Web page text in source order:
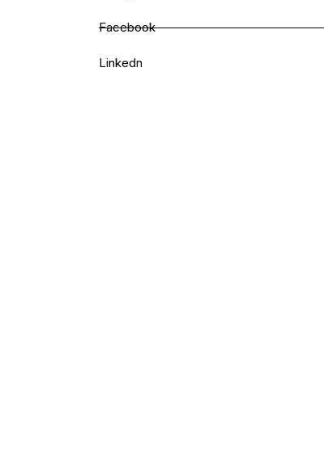
Facebook
Linkedn